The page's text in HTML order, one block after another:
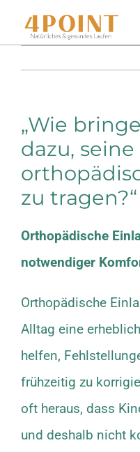
Inhalt
Einlagenfinder
So geht’s
Technologie
Mein Konto
Shop
„Wie
dazu, seine
zu tragen?“
Orthopädische
notwendiger
Orthopädische
Alltag eine
helfen,
frühzeitig zu
oft heraus, dass
und deshalb nicht